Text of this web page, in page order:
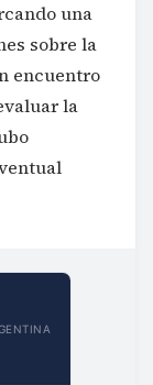
una
sobre la
encuentro
la